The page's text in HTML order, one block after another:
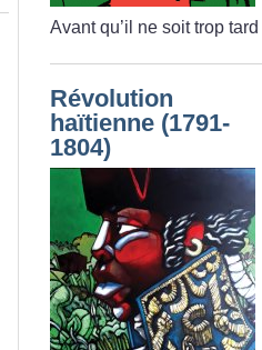
Avant qu’il ne soit trop tard
Révolution
haïtienne (1791-
1804)